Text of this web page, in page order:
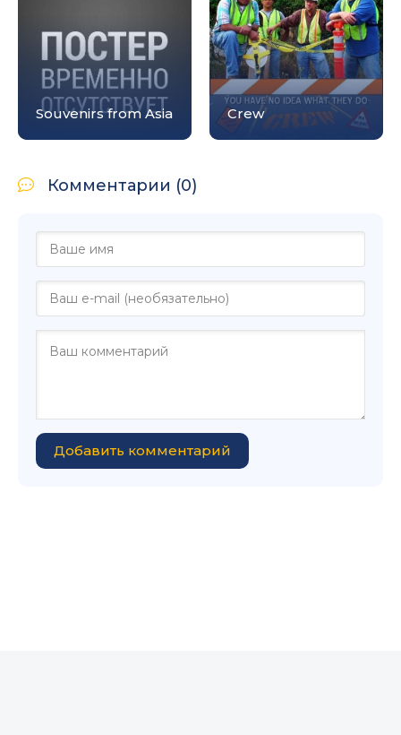
Souvenirs from Asia Crew
Комментарии (0)
Добавить комментарий